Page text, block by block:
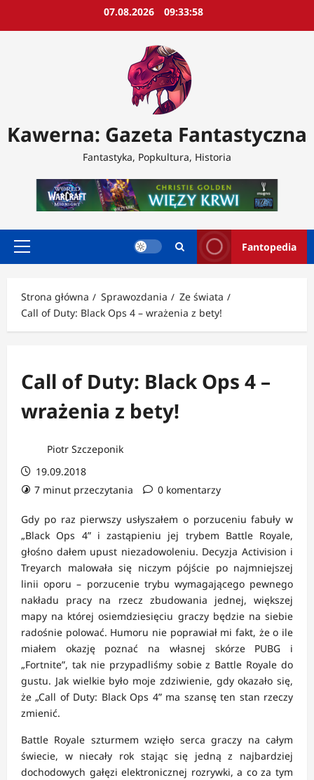
07.08.2026 09:34:00
Kawerna: Gazeta Fantastyczna
Fantastyka, Popkultura, Historia
Menu
Fantopedia
Strona główna Sprawozdania
Ze świata
Call of Duty: Black Ops 4 – wrażenia z bety!
Call of Duty: Black Ops 4 –
wrażenia z bety!
Piotr Szczeponik
19.09.2018
7 minut przeczytania
0 komentarzy
Gdy po raz pierwszy usłyszałem o porzuceniu fabuły w
„Black Ops 4” i zastąpieniu jej trybem Battle Royale,
głośno dałem upust niezadowoleniu. Decyzja Activision i
Treyarch malowała się niczym pójście po najmniejszej
linii oporu – porzucenie trybu wymagającego pewnego
nakładu pracy na rzecz zbudowania jednej, większej
mapy na której osiemdziesięciu graczy będzie na siebie
radośnie polować. Humoru nie poprawiał mi fakt, że o ile
miałem okazję poznać na własnej skórze PUBG i
„Fortnite”, tak nie przypadliśmy sobie z Battle Royale do
gustu. Jak wielkie było moje zdziwienie, gdy okazało się,
że „Call of Duty: Black Ops 4” ma szansę ten stan rzeczy
zmienić.
Battle Royale szturmem wzięło serca graczy na całym
świecie, w niecały rok stając się jedną z najbardziej
dochodowych gałęzi elektronicznej rozrywki, a co za tym